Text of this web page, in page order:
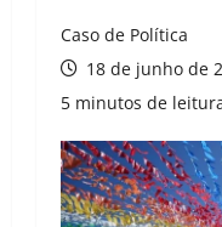
Caso de Política
18 de junho de
5 minutos de